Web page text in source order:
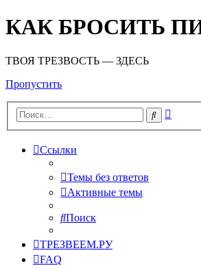
КАК БРОСИТЬ
ТВОЯ ТРЕЗВОСТЬ — ЗДЕСЬ
Пропустить
Поиск
Ссылки
Темы без ответов
Активные темы
Поиск
ТРЕЗВЕЕМ.РУ
FAQ